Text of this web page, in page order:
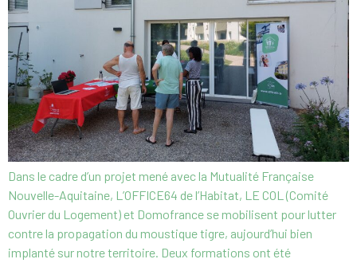
Dans le cadre d’un projet mené avec la Mutualité Française
Nouvelle-Aquitaine, L’OFFICE64 de l’Habitat, LE COL (Comité
Ouvrier du Logement) et Domofrance se mobilisent pour lutter
contre la propagation du moustique tigre, aujourd’hui bien
implanté sur notre territoire. Deux formations ont été